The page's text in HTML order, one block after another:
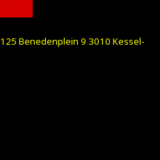
Benedenplein 9 3010 Kessel-